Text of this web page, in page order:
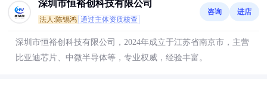
深圳市恒裕创科技有限公司
法人:陈锡鸿 通过主体资质核查
咨询 进店
深圳市恒裕创科技有限公司，2024年成立于江苏省南京市，主营
比亚迪芯片、中微半导体等，专业权威，经验丰富。